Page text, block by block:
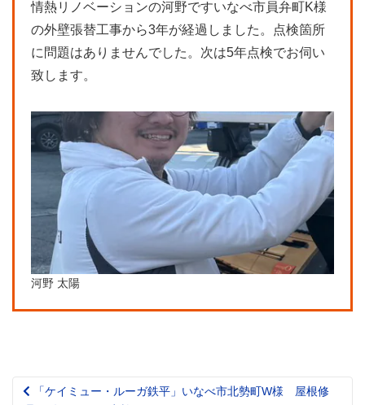
情熱リノベーションの河野ですいなべ市員弁町K様
の外壁張替工事から3年が経過しました。点検箇所
に問題はありませんでした。次は5年点検でお伺い
致します。
河野 太陽
Post
「ケイミュー・ルーガ鉄平」いなべ市北勢町W様 屋根修